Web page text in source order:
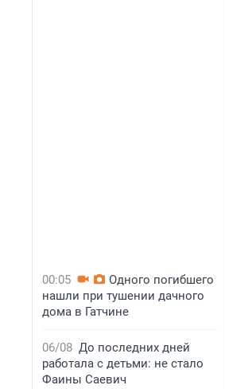
00:05
Одного погибшего
нашли при тушении дачного
дома в Гатчине
06/08 До последних дней
работала с детьми: не стало
Фаины Саевич